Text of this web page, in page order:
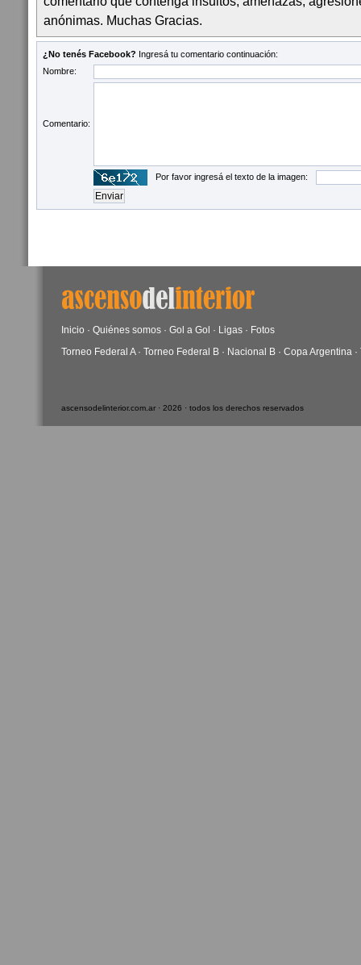
anónimas. Muchas Gracias.
¿No tenés Facebook? Ingresá tu comentario continuación:
Nombre:
Comentario:
Por favor ingresá el texto de la imagen:
Inicio · Quiénes somos · Gol a Gol · Ligas · Fotos
Torneo Federal A· Torneo Federal B · Nacional B · Copa Argentina ·
ascensodelinterior.com.ar · 2026 · todos los derechos reservados